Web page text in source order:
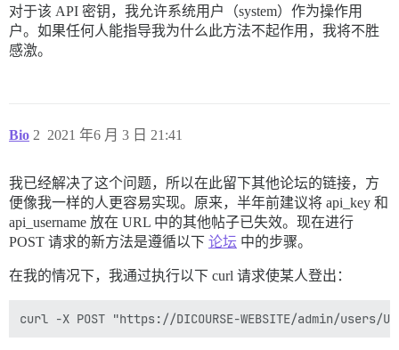
对于该 API 密钥，我允许系统用户（system）作为操作用
户。如果任何人能指导我为什么此方法不起作用，我将不胜
感激。
Bio 2021 年6 月 3 日 21:41
2
我已经解决了这个问题，所以在此留下其他论坛的链接，方
便像我一样的人更容易实现。原来，半年前建议将 api_key 和
api_username 放在 URL 中的其他帖子已失效。现在进行
POST 请求的新方法是遵循以下 论坛 中的步骤。
在我的情况下，我通过执行以下 curl 请求使某人登出：